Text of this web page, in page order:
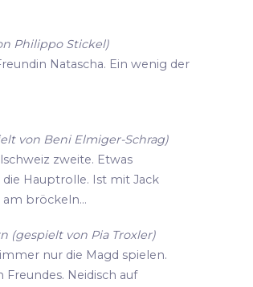
Philippo Stickel)
Natascha. Ein wenig der
von Beni Elmiger-Schrag)
zweite. Etwas
Hauptrolle. Ist mit Jack
bröckeln...
(gespielt von Pia Troxler)
nur die Magd spielen.
Neidisch auf